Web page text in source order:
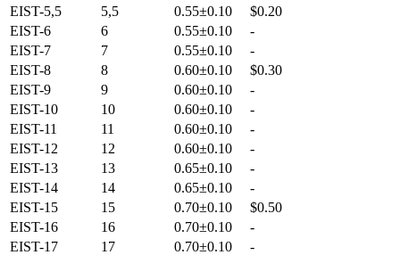
EIST-5,5
5,5 0.55±0.10
$0.20
EIST-6
6 0.55±0.10
-
EIST-7
7 0.55±0.10
-
EIST-8
8 0.60±0.10
$0.30
EIST-9
9 0.60±0.10
-
EIST-10
10 0.60±0.10
-
EIST-11
11 0.60±0.10
-
EIST-12
12 0.60±0.10
-
EIST-13
13 0.65±0.10
-
EIST-14
14 0.65±0.10
-
EIST-15
15 0.70±0.10
$0.50
EIST-16
16 0.70±0.10
-
EIST-17
17 0.70±0.10
-